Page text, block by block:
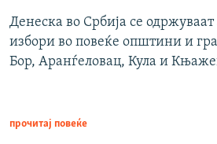
Денеска во Србија се
избори во повеќе општини и
Бор, Аранѓеловац, Кула и
прочитај повеќе